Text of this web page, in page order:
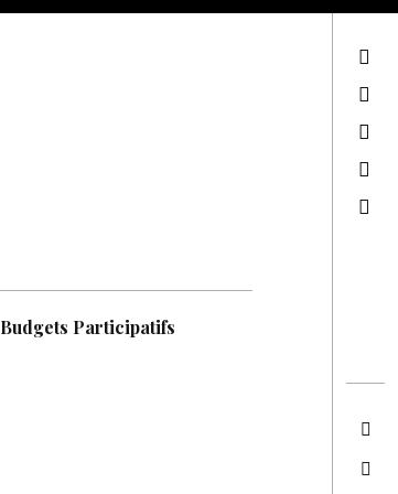
Budgets Participatifs